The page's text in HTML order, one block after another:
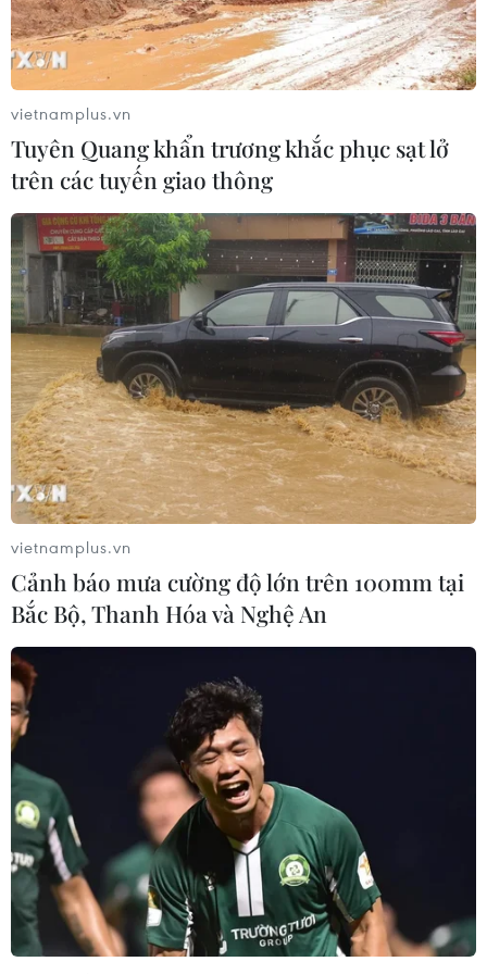
Ảnh minh họa. (Nguồn: Vietnam+)
Trung tâm Dự báo Khí tượng Thủy văn quốc gia
cho biết ngày 19/8 các khu vực trong cả nước
ngày nắng, mưa và dông xuất hiện vào chiều tối
và đêm, đề phòng khả năng xảy ra lốc, sét và
gió giật mạnh tại Bắc Bộ và Trung Bộ.
Tại Trung Bộ, ngày 19/8, do ảnh hưởng của đới
ven biển Trung Bộ có nắng nóng, có nơi có
nắng nóng gay gắt với nhiệt độ cao nhất phổ
biến trong khoảng từ 35-37 độ C, có nơi trên 38
độ C; thời gian có nhiệt độ trên 35 độ C từ 11-16
giờ. Nắng nóng còn có khả năng kéo dài trong
nhiều ngày tới.
Do ảnh hưởng của nắng nóng nên có nhiều
nguy cơ xảy ra cháy nổ, hỏa hoạn ở khu vực dân
cư; nguy cơ cao xảy ra cháy rừng ở các tỉnh
Trung Bộ.
[Chiều tối và đêm 18/8, các khu vực trong cả
nước đều có mưa dông]
vietnamplus.vn
Tuyên Quang khẩn trương khắc phục sạt lở
trên các tuyến giao thông
vietnamplus.vn
Cảnh báo mưa cường độ lớn trên 100mm tại
Bắc Bộ, Thanh Hóa và Nghệ An